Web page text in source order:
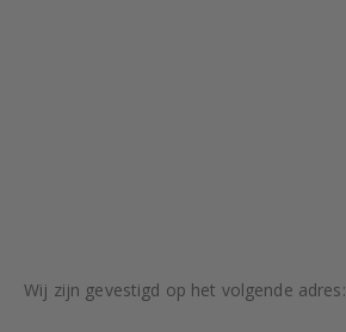
Wij zijn gevestigd op het volgende adres: